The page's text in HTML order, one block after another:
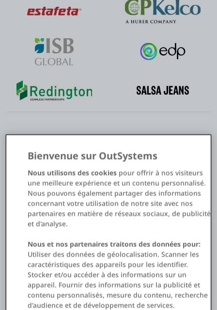
Modernisez vos applications pour
améliorer vos processus SAP
OutSystems, la plateforme Low-Code alimentée par l'IA
mettez à niveau vos systèmes et applications SAP. Offrez une
expérience moderne aux collaborateurs, aux clients et aux
partenaires grâce à des applications web et mobiles
innovantes. Tirez parti de la puissance de l'IA, du
développement visuel et des intégrations de plateformes clé
en main pour étendre en un temps record vos
fonctionnalités SAP (ou autres systèmes de données).
Regarder la Vidéo
Bienvenue sur OutSystems
Nous utilisons des cookies pour offrir à nos visiteurs
une meilleure expérience et un contenu personnalisé.
Nous pouvons également partager des informations
concernant votre utilisation de notre site avec nos
partenaires en matière de réseaux sociaux, de publicité
et d'analyse.
Nous et nos partenaires traitons des données pour:
Utiliser des données de géolocalisation. Scanner les
caractéristiques des appareils pour les identifier.
Stocker et/ou accéder à des informations sur un
appareil. Fournir des informations sur la publicité et
contenu personnalisés, mesure du contenu, recherche
d'audience et de développement de services.